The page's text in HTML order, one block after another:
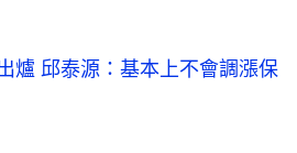
爐 邱泰源：基本上不會調漲保